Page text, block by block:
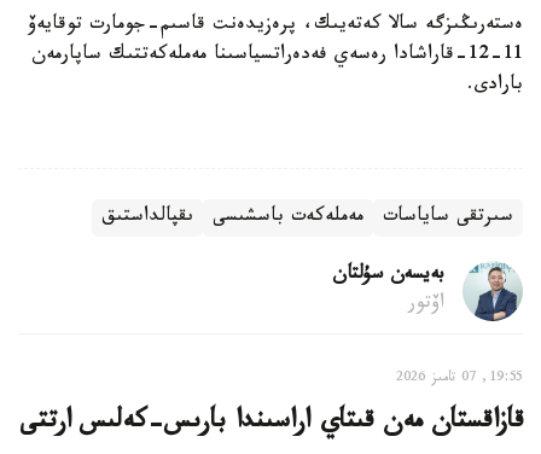
ەستەرىڭىزگە سالا كەتەيىك، پرەزيدەنت قاسىم-جومارت توقايەۆ
11-12-قاراشادا رەسەي فەدەراتسياسىنا مەملەكەتتىك ساپارمەن
بارادى.
سىرتقى ساياسات مەملەكەت باسشىسى ىقپالداستىق
بەيسەن سۇلتان
اۆتور
19:55, 07 تامىز 2026
قازاقستان مەن قىتاي اراسىندا بارىس-كەلىس ارتتى